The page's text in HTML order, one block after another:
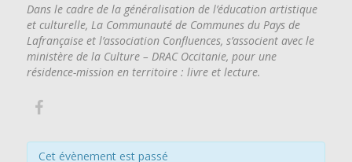
Dans le cadre de la généralisation de l’éducation artistique
et culturelle, La Communauté de Communes du Pays de
Lafrançaise et l’association Confluences, s’associent avec le
ministère de la Culture – DRAC Occitanie, pour une
résidence-mission en territoire : livre et lecture.
Cet évènement est passé